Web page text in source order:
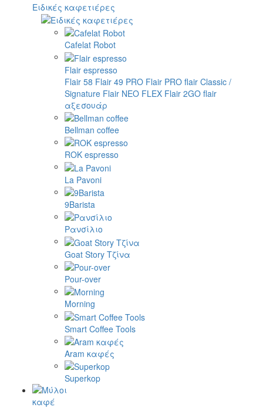
Ειδικές καφετιέρες
Cafelat Robot
Flair espresso
Flair 58 Flair 49 PRO Flair PRO flair Classic /
Signature Flair NEO FLEX Flair 2GO flair
αξεσουάρ
Bellman coffee
ROK espresso
La Pavoni
9Barista
Ρανσίλιο
Goat Story Τζίνα
Pour-over
Morning
Smart Coffee Tools
Aram καφές
Superkop